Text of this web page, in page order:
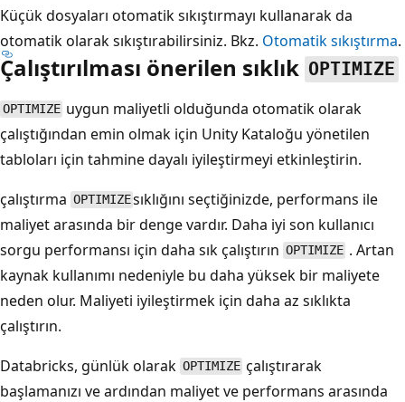
Küçük dosyaları otomatik sıkıştırmayı kullanarak da
otomatik olarak sıkıştırabilirsiniz. Bkz. Otomatik sıkıştırma.
Çalıştırılması önerilen sıklık OPTIMIZE
OPTIMIZE uygun maliyetli olduğunda otomatik olarak
çalıştığından emin olmak için Unity Kataloğu yönetilen
tabloları için tahmine dayalı iyileştirmeyi etkinleştirin.
çalıştırma OPTIMIZEsıklığını seçtiğinizde, performans ile
maliyet arasında bir denge vardır. Daha iyi son kullanıcı
sorgu performansı için daha sık çalıştırın OPTIMIZE . Artan
kaynak kullanımı nedeniyle bu daha yüksek bir maliyete
neden olur. Maliyeti iyileştirmek için daha az sıklıkta
çalıştırın.
Databricks, günlük olarak OPTIMIZE çalıştırarak
başlamanızı ve ardından maliyet ve performans arasında